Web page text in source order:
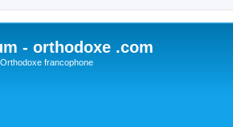
- orthodoxe .com
francophone